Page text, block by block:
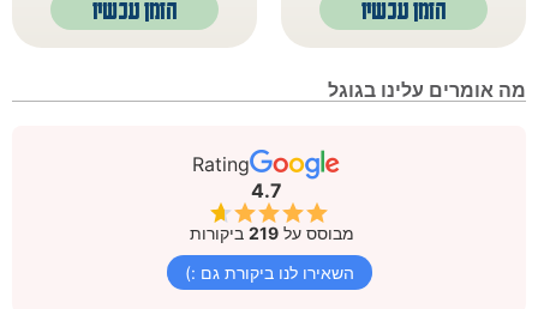
הזמן עכשיו הזמן עכשיו
מה אומרים עלינו בגוגל
Rating
4.7
מבוסס על 219 ביקורות
השאירו לנו ביקורת גם :)